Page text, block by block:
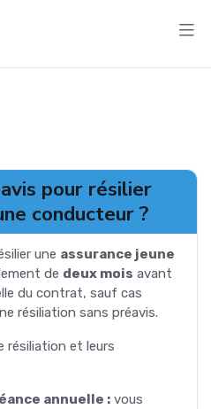
pour résilier
conducteur ?
une assurance jeune
de deux mois avant
du contrat, sauf cas
résiliation sans préavis.
résiliation et leurs
annuelle : vous